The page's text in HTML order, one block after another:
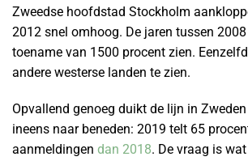
Zweedse hoofdstad Stockholm
2012 snel omhoog. De jaren tussen
toename van 1500 procent zien.
andere westerse landen te zien.
Opvallend genoeg duikt de lijn in
ineens naar beneden: 2019 telt 65
aanmeldingen dan 2018. De vraag is